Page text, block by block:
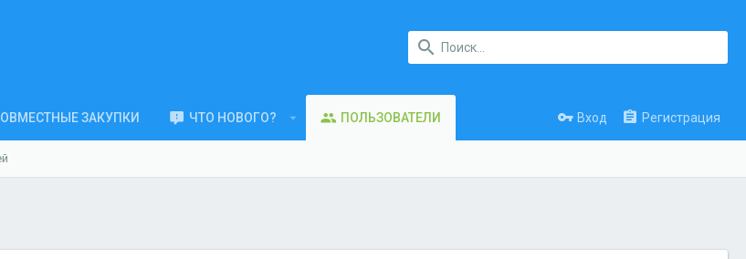
ЗАКУПКИ ЧТО НОВОГО? ПОЛЬЗОВАТЕЛИ Вход Регистрация